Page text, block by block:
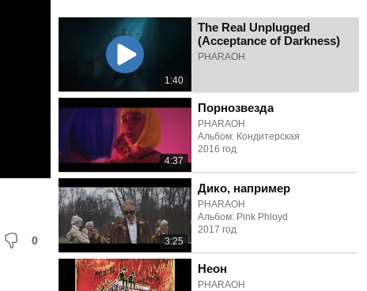
0
1:40
The Real Unplugged
(Acceptance of Darkness)
PHARAOH
4:37
Порнозвезда
PHARAOH
Альбом: Кондитерская
2016 год
3:25
Дико, например
PHARAOH
Альбом: Pink Phloyd
2017 год
Неон
PHARAOH